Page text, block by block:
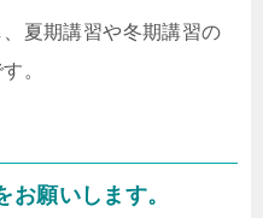
夏期講習や冬期講習の
。
願いします。